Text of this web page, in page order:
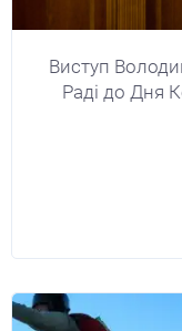
Виступ
Раді до Дня